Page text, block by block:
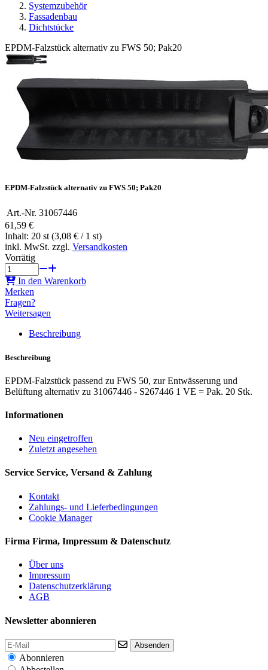
Systemzubehör
Fassadenbau
Dichtstücke
EPDM-Falzstück alternativ zu FWS 50; Pak20
EPDM-Falzstück alternativ zu FWS 50; Pak20
Art.-Nr. 31067446
61,59 €
Inhalt: 20 st (3,08 € / 1 st)
inkl. MwSt. zzgl. Versandkosten
Vorrätig
In den Warenkorb
Merken
Fragen?
Weitersagen
Beschreibung
Beschreibung
EPDM-Falzstück passend zu FWS 50, zur Entwässerung und
Belüftung alternativ zu 31067446 - S267446 1 VE = Pak. 20 Stk.
Informationen
Neu eingetroffen
Zuletzt angesehen
Service Service, Versand & Zahlung
Kontakt
Zahlungs- und Lieferbedingungen
Cookie Manager
Firma Firma, Impressum & Datenschutz
Über uns
Impressum
Datenschutzerklärung
AGB
Newsletter abonnieren
Absenden
Abonnieren